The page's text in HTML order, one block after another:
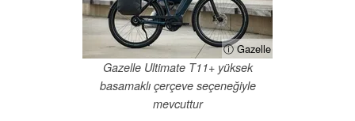
ⓘ Gazelle
Gazelle Ultimate T11+ yüksek
basamaklı çerçeve seçeneğiyle
mevcuttur